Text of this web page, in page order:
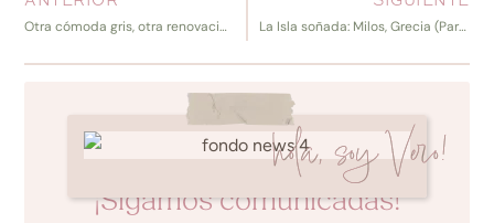
Otra cómoda gris, otra renovación feliz La Isla soñada: Milos, Grecia (Parte I)
hola, soy Vero!
¡Sigamos comunicadas!